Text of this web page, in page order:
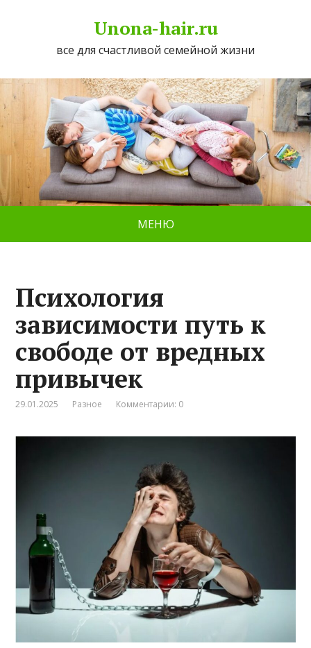
Unona-hair.ru
все для счастливой семейной жизни
МЕНЮ
Психология
зависимости путь к
свободе от вредных
привычек
29.01.2025 Разное Комментарии: 0